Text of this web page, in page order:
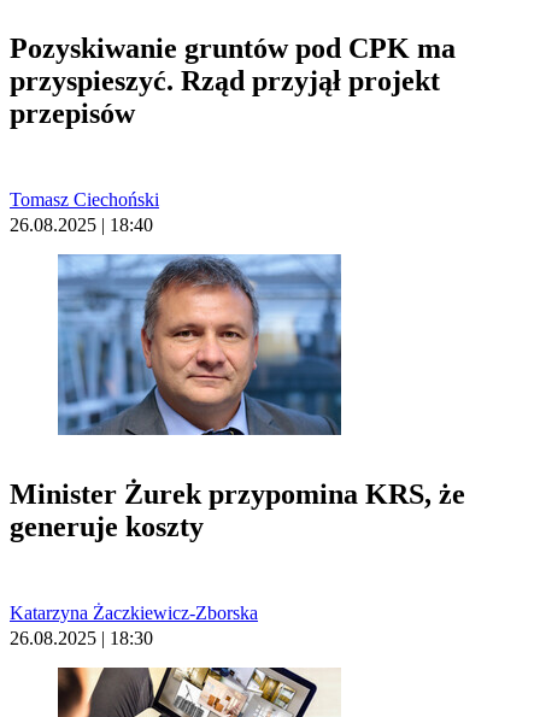
Pozyskiwanie gruntów pod CPK ma
przyspieszyć. Rząd przyjął projekt
przepisów
Tomasz Ciechoński
26.08.2025 | 18:40
Minister Żurek przypomina KRS, że
generuje koszty
Katarzyna Żaczkiewicz-Zborska
26.08.2025 | 18:30